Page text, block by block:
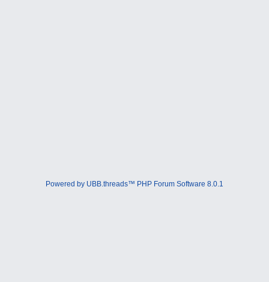
Powered by UBB.threads™ PHP Forum Software 8.0.1